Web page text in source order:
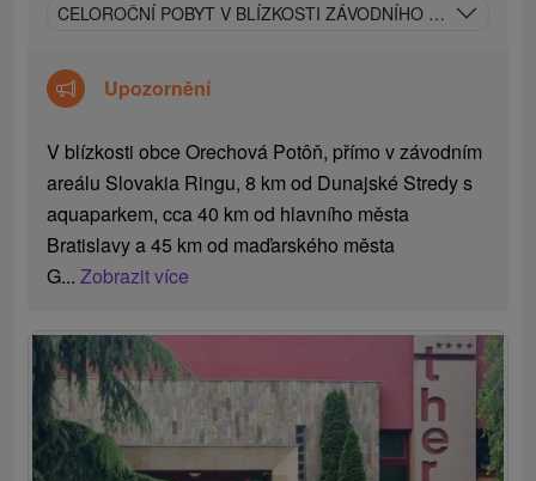
CELOROČNÍ POBYT V BLÍZKOSTI ZÁVODNÍHO OKRUHU
Upozornění
V blízkosti obce Orechová Potôň, přímo v závodním
areálu Slovakia Ringu, 8 km od Dunajské Stredy s
aquaparkem, cca 40 km od hlavního města
Bratislavy a 45 km od maďarského města
G...Zobrazit více